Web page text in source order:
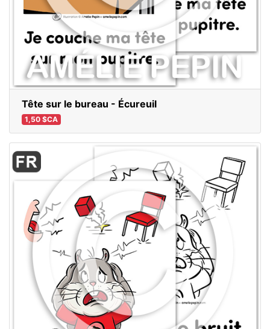
Tête sur le bureau - Écureuil
1,50 $CA